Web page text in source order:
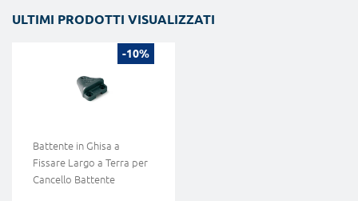
ULTIMI PRODOTTI VISUALIZZATI
-10%
Battente in Ghisa a
Fissare Largo a Terra per
Cancello Battente